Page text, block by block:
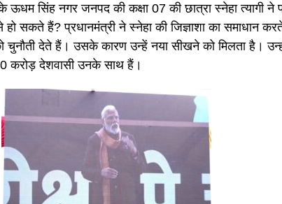
के ऊधम सिंह नगर जनपद की कक्षा 07 की छात्रा स्नेहा त्यागी ने
सकते हैं? प्रधानमंत्री ने स्नेहा की जिज्ञाशा का समाधान
चुनौती देते हैं। उसके कारण उन्हें नया सीखने को मिलता है।
करोड़ देशवासी उनके साथ हैं।